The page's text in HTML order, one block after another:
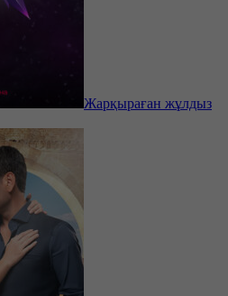
Жарқыраған жұлдыз